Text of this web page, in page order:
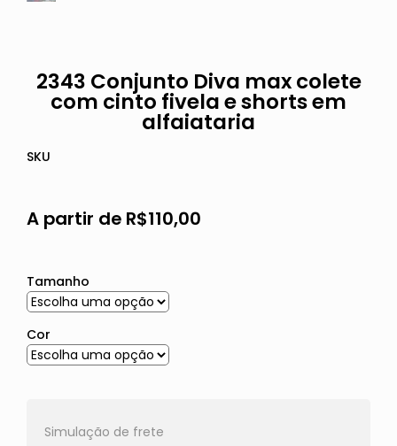
2343 Conjunto Diva max colete
com cinto fivela e shorts em
alfaiataria
SKU
A partir de R$110,00
Tamanho
Cor
Simulação de frete